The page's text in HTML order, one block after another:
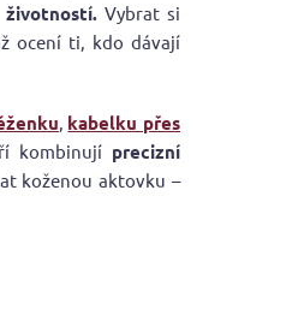
Vybrat si
ocení ti, kdo dávají
, kabelku přes
kombinují precizní
koženou aktovku –